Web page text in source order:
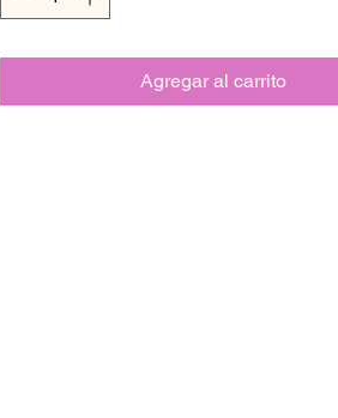
Agregar al carrito